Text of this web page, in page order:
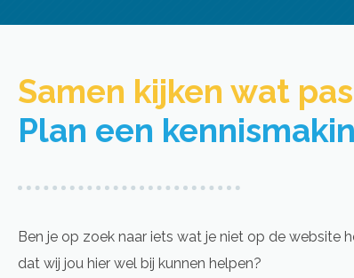
Samen kijken wat
Plan een
Ben je op zoek naar iets wat je niet op de website
dat wij jou hier wel bij kunnen helpen?